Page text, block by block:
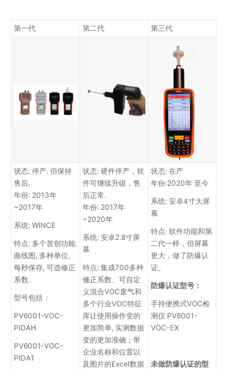
第一代 第二代 第三代
状态: 停产. 但保持
售后.
年份: 2013年
~2017年
系统: WINCE
特点: 多个首创功能.
曲线图, 多种单位,
每秒保存, 可选修正
系数.
型号包括：
PV6001-VOC-
PIDAH
PV6001-VOC-
PIDA1
状态: 硬件停产，软
件可继续升级，售
后正常.
年份: 2017年
~2020年
系统: 安卓2.8寸屏
幕
特点: 集成700多种
修正系数、可自定
义混合VOC废气和
多个行业VOC特征
库让使用操作变的
更加简单, 实测数据
变的更加准确；带
企业名称和位置以
及图片的Excel数据
状态: 在产
年份:2020年 至今
系统: 安卓4寸大屏
幕
特点: 软件功能和第
二代一样，但屏幕
更大，做了防爆认
证。
防爆认证型号：
手持便携式VOC检
测仪 PV6001-
VOC-EX
未做防爆认证的型